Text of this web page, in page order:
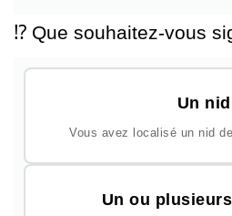
⁉️ Que souhaitez-vous
Un nid
Vous avez localisé un nid
Un ou